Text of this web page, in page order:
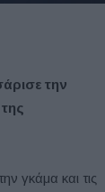
την
γκάμα και τις